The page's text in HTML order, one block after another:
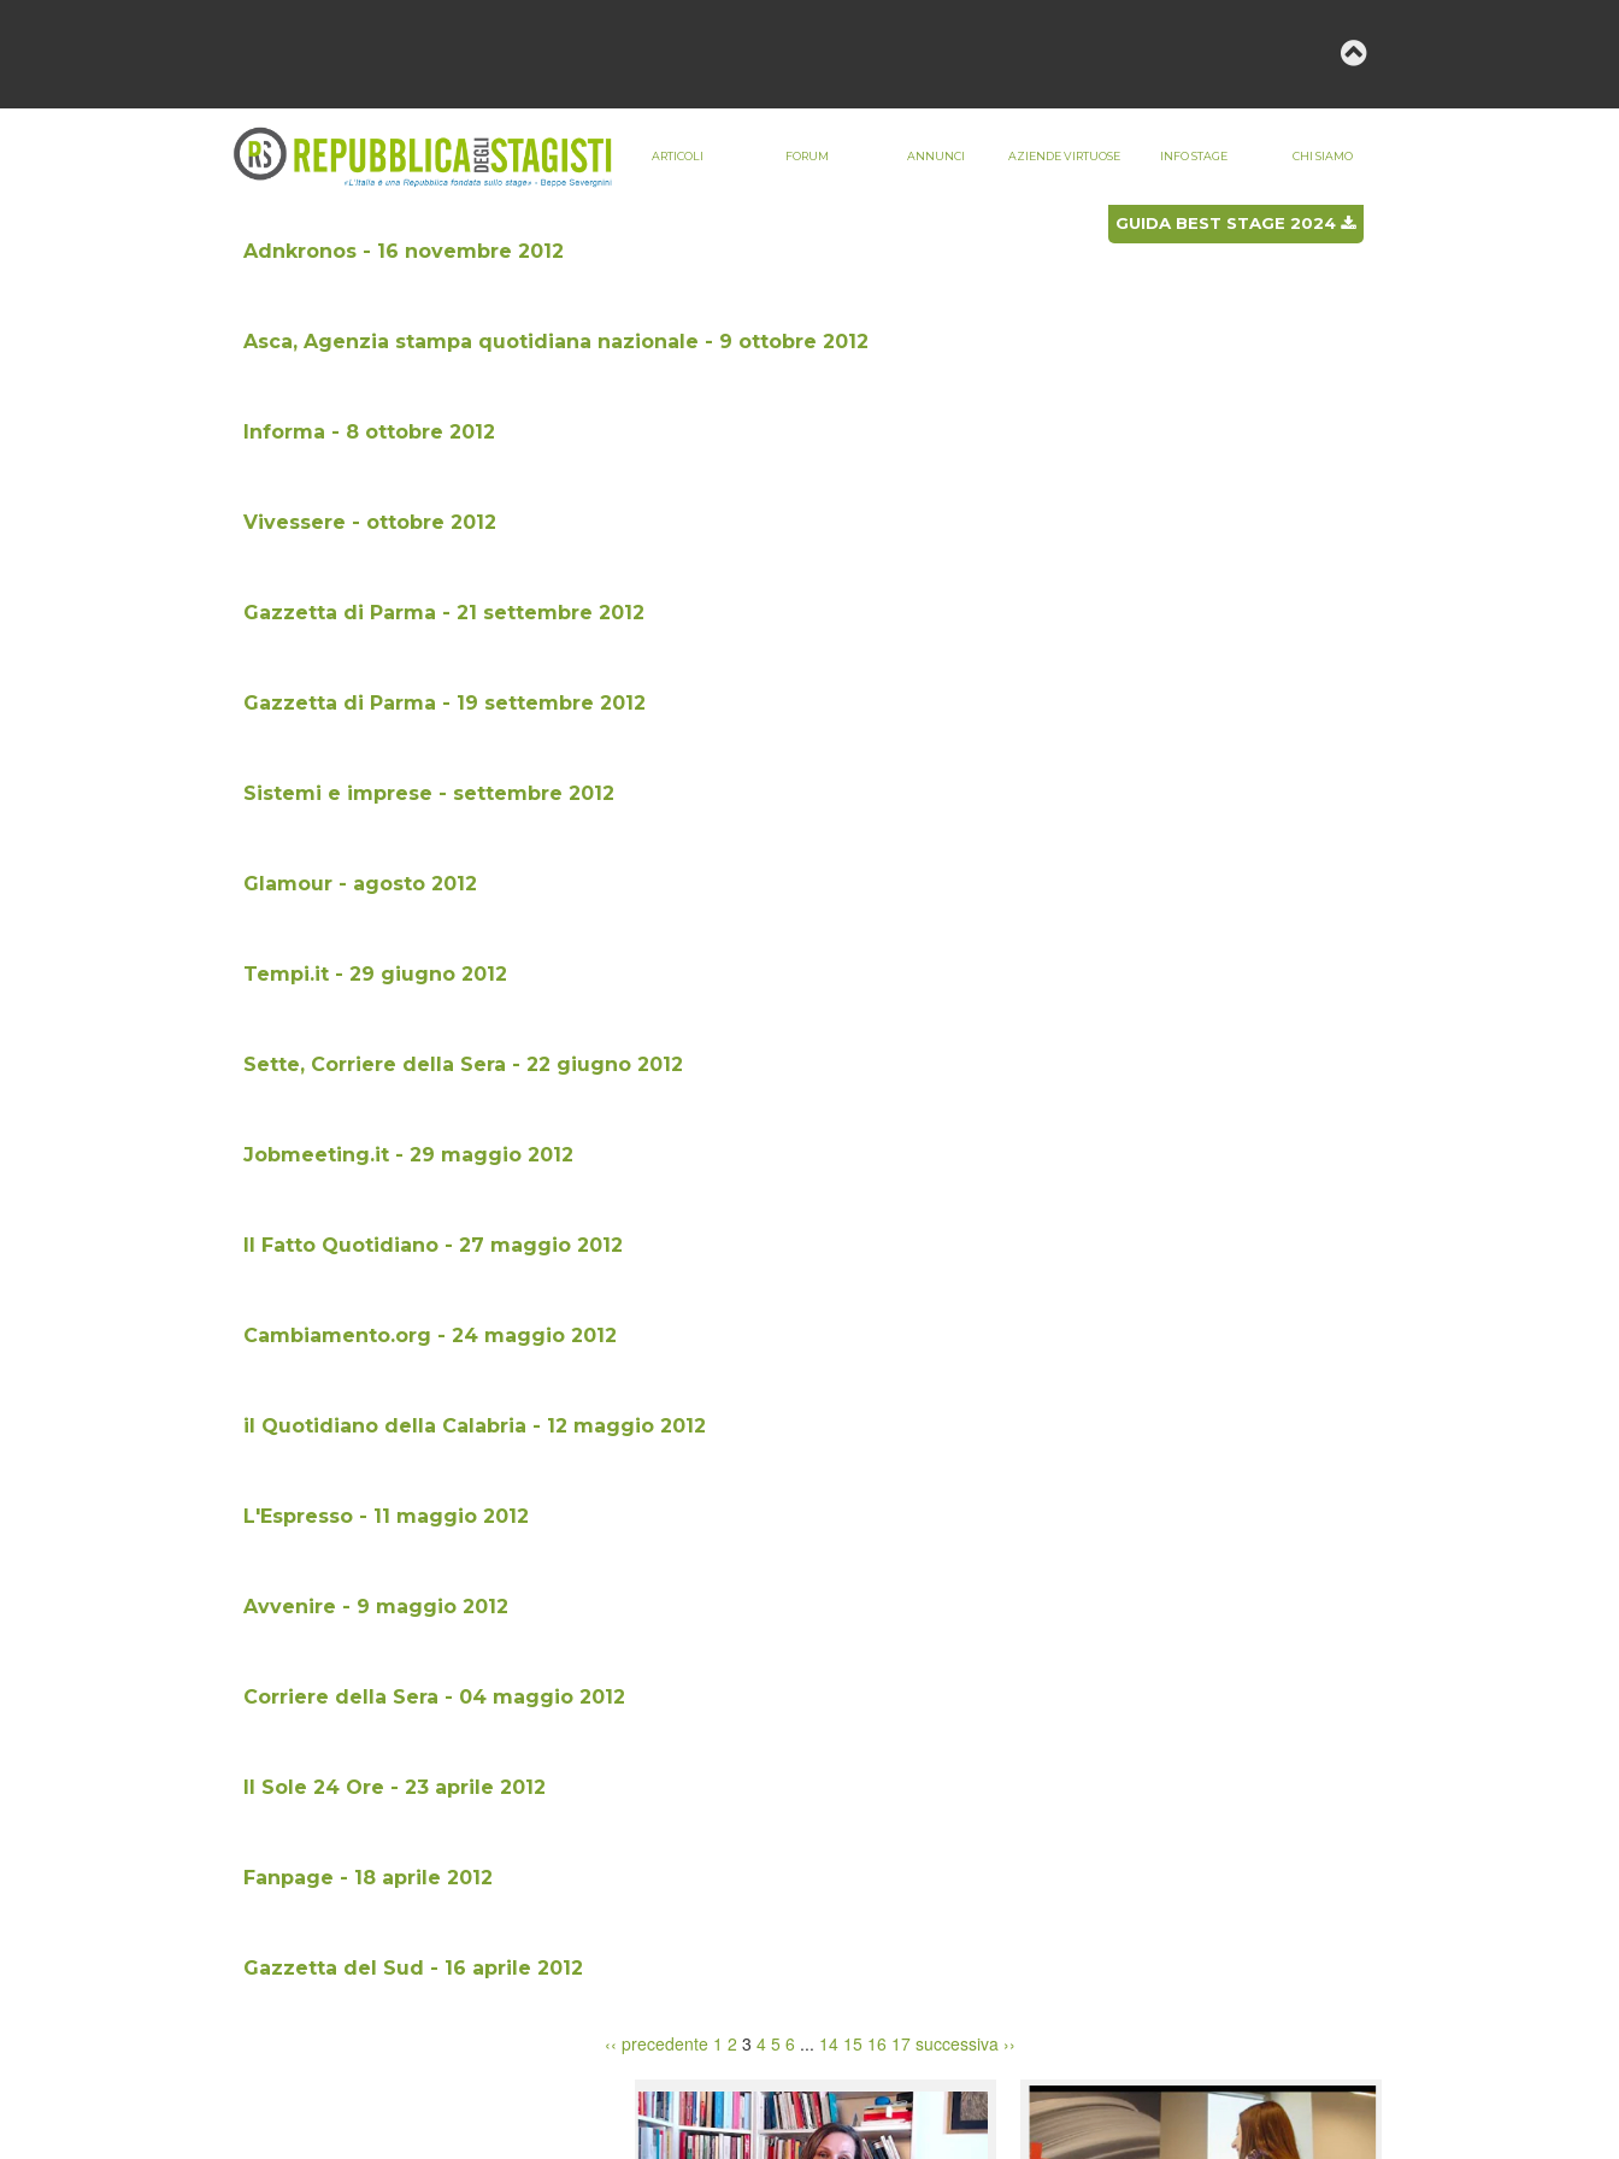
GUIDA BEST STAGE 2024
ARTICOLI FORUM ANNUNCI AZIENDE VIRTUOSE INFO STAGE CHI SIAMO
Adnkronos - 16 novembre 2012
Asca, Agenzia stampa quotidiana nazionale - 9 ottobre 2012
Informa - 8 ottobre 2012
Vivessere - ottobre 2012
Gazzetta di Parma - 21 settembre 2012
Gazzetta di Parma - 19 settembre 2012
Sistemi e imprese - settembre 2012
Glamour - agosto 2012
Tempi.it - 29 giugno 2012
Sette, Corriere della Sera - 22 giugno 2012
Jobmeeting.it - 29 maggio 2012
Il Fatto Quotidiano - 27 maggio 2012
Cambiamento.org - 24 maggio 2012
il Quotidiano della Calabria - 12 maggio 2012
L'Espresso - 11 maggio 2012
Avvenire - 9 maggio 2012
Corriere della Sera - 04 maggio 2012
Il Sole 24 Ore - 23 aprile 2012
Fanpage - 18 aprile 2012
Gazzetta del Sud - 16 aprile 2012
‹‹ precedente 1 2 3 4 5 6 ... 14 15 16 17 successiva ››